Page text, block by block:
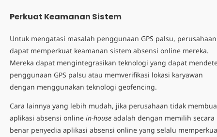
Perkuat Keamanan Sistem
Untuk mengatasi masalah penggunaan GPS palsu, perusahaan
dapat memperkuat keamanan sistem absensi online mereka.
Mereka dapat mengintegrasikan teknologi yang dapat
penggunaan GPS palsu atau memverifikasi lokasi karyawan
dengan menggunakan teknologi geofencing.
Cara lainnya yang lebih mudah, jika perusahaan tidak
aplikasi absensi online in-house adalah dengan memilih secara
benar penyedia aplikasi absensi online yang selalu